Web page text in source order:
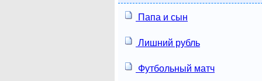
Папа и сын
Лишний рубль
Футбольный матч